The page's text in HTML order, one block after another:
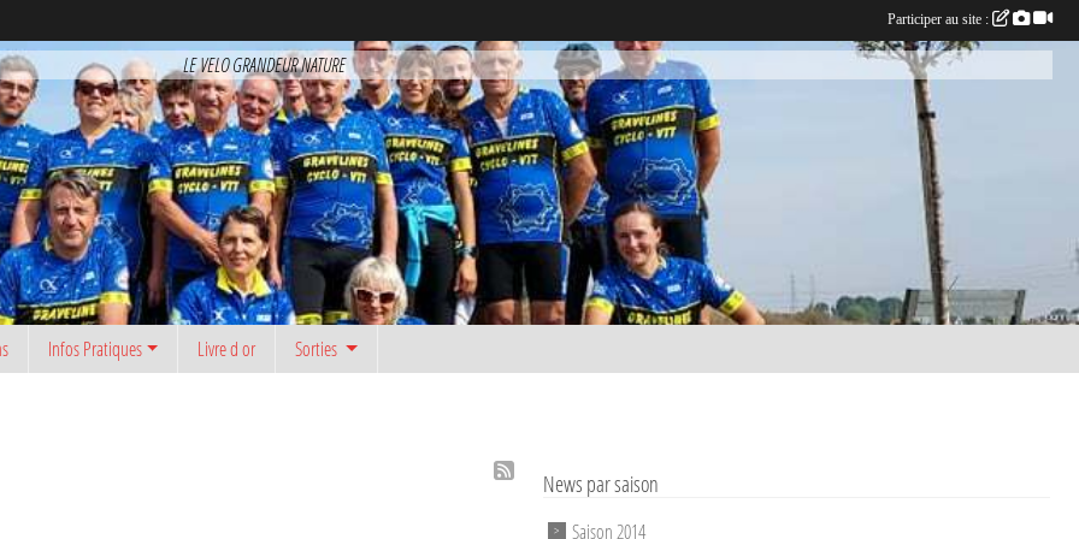
LE VELO GRANDEUR NATURE
Infos Pratiques Livre d or Sorties
News par saison
Saison 2014
Participer au site :